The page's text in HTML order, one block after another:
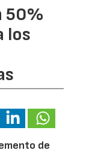
50%
los
de